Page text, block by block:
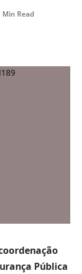
Min Read
Pública